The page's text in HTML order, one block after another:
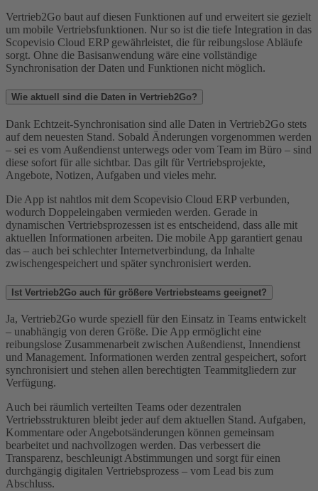
Vertrieb2Go baut auf diesen Funktionen auf und erweitert sie gezielt
um mobile Vertriebsfunktionen. Nur so ist die tiefe Integration in das
Scopevisio Cloud ERP gewährleistet, die für reibungslose Abläufe
sorgt. Ohne die Basisanwendung wäre eine vollständige
Synchronisation der Daten und Funktionen nicht möglich.
Wie aktuell sind die Daten in Vertrieb2Go?
Dank Echtzeit-Synchronisation sind alle Daten in Vertrieb2Go stets
auf dem neuesten Stand. Sobald Änderungen vorgenommen werden
– sei es vom Außendienst unterwegs oder vom Team im Büro – sind
diese sofort für alle sichtbar. Das gilt für Vertriebsprojekte,
Angebote, Notizen, Aufgaben und vieles mehr.
Die App ist nahtlos mit dem Scopevisio Cloud ERP verbunden,
wodurch Doppeleingaben vermieden werden. Gerade in
dynamischen Vertriebsprozessen ist es entscheidend, dass alle mit
aktuellen Informationen arbeiten. Die mobile App garantiert genau
das – auch bei schlechter Internetverbindung, da Inhalte
zwischengespeichert und später synchronisiert werden.
Ist Vertrieb2Go auch für größere Vertriebsteams geeignet?
Ja, Vertrieb2Go wurde speziell für den Einsatz in Teams entwickelt
– unabhängig von deren Größe. Die App ermöglicht eine
reibungslose Zusammenarbeit zwischen Außendienst, Innendienst
und Management. Informationen werden zentral gespeichert, sofort
synchronisiert und stehen allen berechtigten Teammitgliedern zur
Verfügung.
Auch bei räumlich verteilten Teams oder dezentralen
Vertriebsstrukturen bleibt jeder auf dem aktuellen Stand. Aufgaben,
Kommentare oder Angebotsänderungen können gemeinsam
bearbeitet und nachvollzogen werden. Das verbessert die
Transparenz, beschleunigt Abstimmungen und sorgt für einen
durchgängig digitalen Vertriebsprozess – vom Lead bis zum
Abschluss.